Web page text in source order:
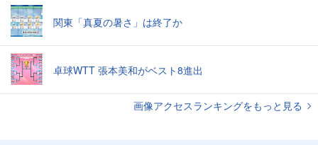
関東「真夏の暑さ」は終了か
卓球WTT 張本美和がベスト8進出
画像アクセスランキングをもっと見る